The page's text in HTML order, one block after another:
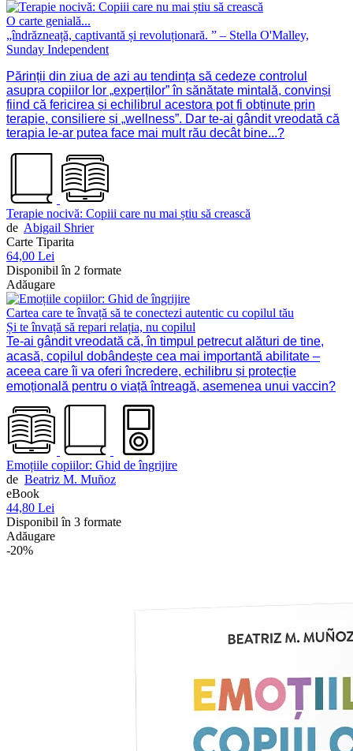
O carte genială...
„îndrăzneață, captivantă și revoluționară. ” – Stella O'Malley,
Sunday Independent
Părinții din ziua de azi au tendința să cedeze controlul
asupra copiilor lor „experților” în sănătate mintală, convinși
fiind că fericirea și echilibrul acestora pot fi obținute prin
terapie, consiliere și „wellness”. Dar te-ai gândit vreodată că
terapia le-ar putea face mai mult rău decât bine...?
Terapie nocivă: Copiii care nu mai știu să crească
de Abigail Shrier
Carte Tiparita
64,00 Lei
Disponibil în 2 formate
Adăugare
Cartea care te învață să te conectezi autentic cu copilul tău
Și te învață să repari relația, nu copilul
Te-ai gândit vreodată că, în timpul petrecut alături de tine,
acasă, copilul dobândește cea mai importantă abilitate –
aceea care îi va oferi încredere, echilibru și protecție
emoțională pentru o viață întreagă, asemenea unui vaccin?
Emoțiile copiilor: Ghid de îngrijire
de Beatriz M. Muñoz
eBook
44,80 Lei
Disponibil în 3 formate
Adăugare
-20%